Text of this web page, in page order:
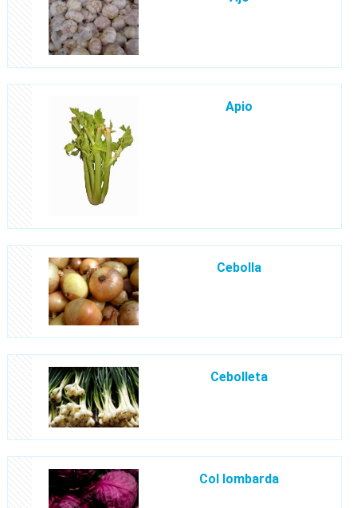
Apio
Cebolla
Cebolleta
Col lombarda